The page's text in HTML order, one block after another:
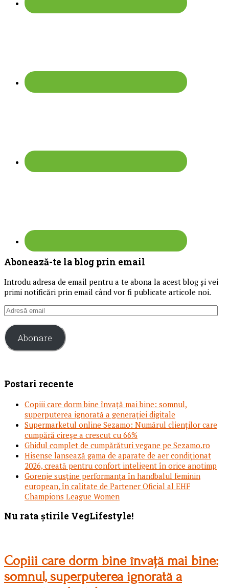
Abonează-te la blog prin email
Introdu adresa de email pentru a te abona la acest blog și vei
primi notificări prin email când vor fi publicate articole noi.
Adresă
Abonare
Postari recente
Copiii care dorm bine învață mai bine: somnul,
superputerea ignorată a generației digitale
Supermarketul online Sezamo: Numărul clienților care
cumpără cireșe a crescut cu 66%
Ghidul complet de cumpărături vegane pe Sezamo.ro
Hisense lansează gama de aparate de aer condiționat
2026, creată pentru confort inteligent în orice anotimp
Gorenje susține performanța în handbalul feminin
european, în calitate de Partener Oficial al EHF
Champions League Women
Footer
Nu rata știrile VegLifestyle!
Copiii care dorm bine învață mai bine:
somnul, superputerea ignorată a